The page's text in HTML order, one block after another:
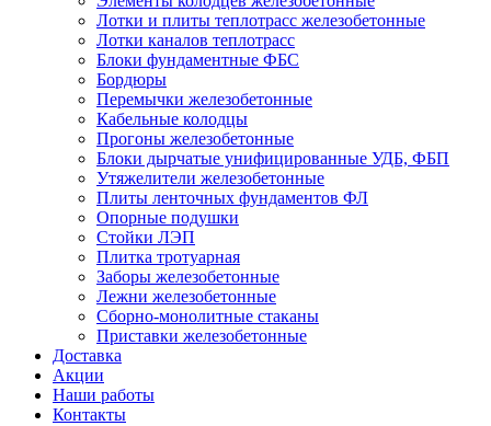
Лотки и плиты теплотрасс железобетонные
Лотки каналов теплотрасс
Блоки фундаментные ФБС
Бордюры
Перемычки железобетонные
Кабельные колодцы
Прогоны железобетонные
Блоки дырчатые унифицированные УДБ, ФБП
Утяжелители железобетонные
Плиты ленточных фундаментов ФЛ
Опорные подушки
Стойки ЛЭП
Плитка тротуарная
Заборы железобетонные
Лежни железобетонные
Сборно-монолитные стаканы
Приставки железобетонные
Доставка
Акции
Наши работы
Контакты